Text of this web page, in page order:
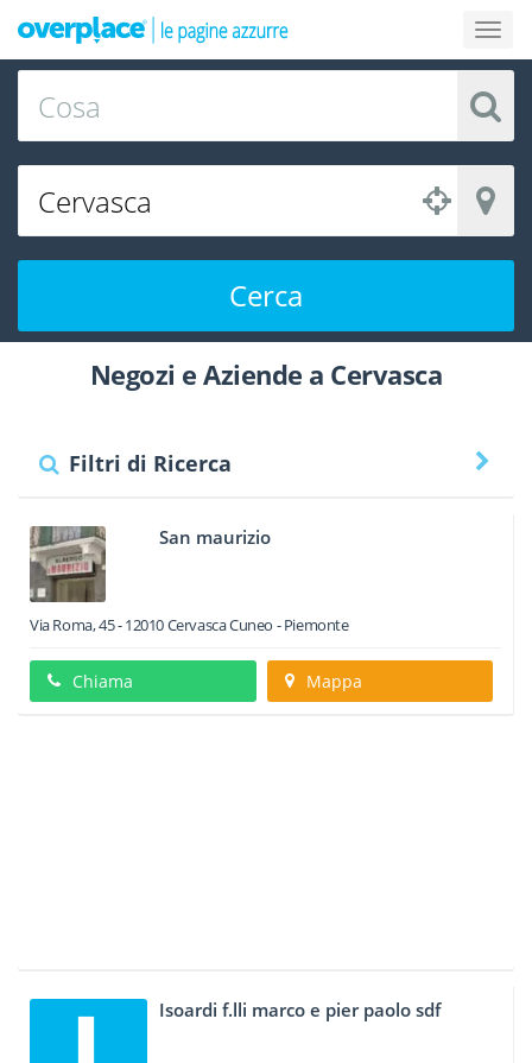
Cerca
Negozi e Aziende a Cervasca
Filtri di Ricerca
San maurizio
Via Roma, 45-12010CervascaCuneo -Piemonte
Chiama Mappa
Isoardi f.lli marco e pier paolo sdf